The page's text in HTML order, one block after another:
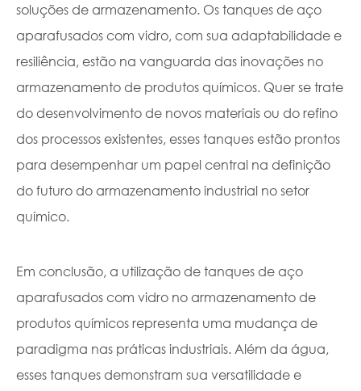
soluções de armazenamento. Os tanques de aço
aparafusados com vidro, com sua adaptabilidade e
resiliência, estão na vanguarda das inovações no
armazenamento de produtos químicos. Quer se trate
do desenvolvimento de novos materiais ou do refino
dos processos existentes, esses tanques estão prontos
para desempenhar um papel central na definição
do futuro do armazenamento industrial no setor
químico.
Em conclusão, a utilização de tanques de aço
aparafusados com vidro no armazenamento de
produtos químicos representa uma mudança de
paradigma nas práticas industriais. Além da água,
esses tanques demonstram sua versatilidade e